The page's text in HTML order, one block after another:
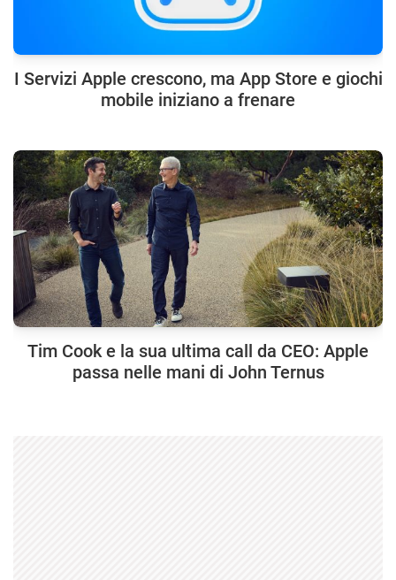
I Servizi Apple crescono, ma App Store e giochi
mobile iniziano a frenare
Tim Cook e la sua ultima call da CEO: Apple
passa nelle mani di John Ternus